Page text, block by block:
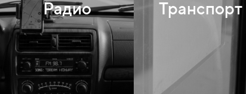
Радио Транспорт